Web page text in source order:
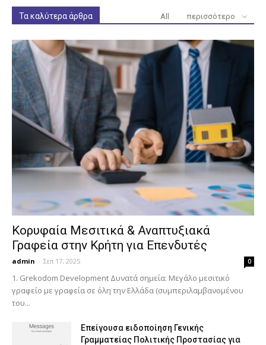
Τα καλύτερα άρθρα All περισσότερο
Κορυφαία Μεσιτικά & Αναπτυξιακά
Γραφεία στην Κρήτη για Επενδυτές
admin - Σεπ 17, 2025 0
1. Grekodom Development Δυνατά σημεία: Μεγάλο μεσιτικό
γραφείο με γραφεία σε όλη την Ελλάδα (συμπεριλαμβανομένου
του...
Επείγουσα ειδοποίηση Γενικής
Γραμματείας Πολιτικής Προστασίας για